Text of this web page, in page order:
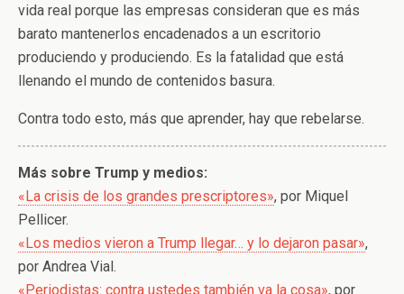
vida real porque las empresas consideran que es más
barato mantenerlos encadenados a un escritorio
produciendo y produciendo. Es la fatalidad que está
llenando el mundo de contenidos basura.
Contra todo esto, más que aprender, hay que rebelarse.
Más sobre Trump y medios:
«La crisis de los grandes prescriptores», por Miquel
Pellicer.
«Los medios vieron a Trump llegar… y lo dejaron pasar»,
por Andrea Vial.
«Periodistas: contra ustedes también va la cosa», por